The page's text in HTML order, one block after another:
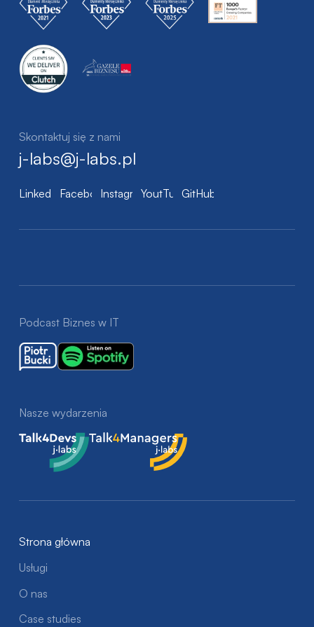
Skontaktuj się z nami
j-labs@j-labs.pl
LinkedIn FacebookInstagramYoutTubeGitHub
Podcast Biznes w IT
Nasze wydarzenia
Talk4Devs
Talk4Managers
Strona główna
Usługi
O nas
Case studies